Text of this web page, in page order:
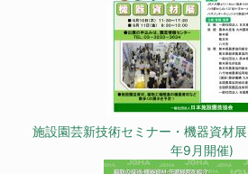
施設園芸新技術セミナー・機器資材
年9月開催)